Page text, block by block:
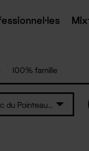
100% famille
Parc du Pointeau - Saint-Brévin-les-Pins